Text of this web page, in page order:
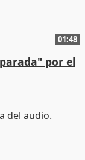
01:48
por el